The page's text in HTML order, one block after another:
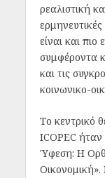
ρεαλιστική
είναι και
συμφέροντα
και τις
κοινωνικο-
Το κεντρικό
ICOPEC
Ύφεση: Η